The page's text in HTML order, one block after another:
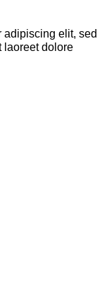
adipiscing elit, sed
laoreet dolore